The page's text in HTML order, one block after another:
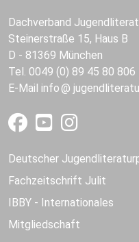
Dachverband
Steinerstraße 15, Haus B
D - 81369 München
Tel. 0049 (0) 89 45 80 806
E-Mail info
Deutscher
Fachzeitschrift Julit
IBBY - Internationales
Mitgliedschaft